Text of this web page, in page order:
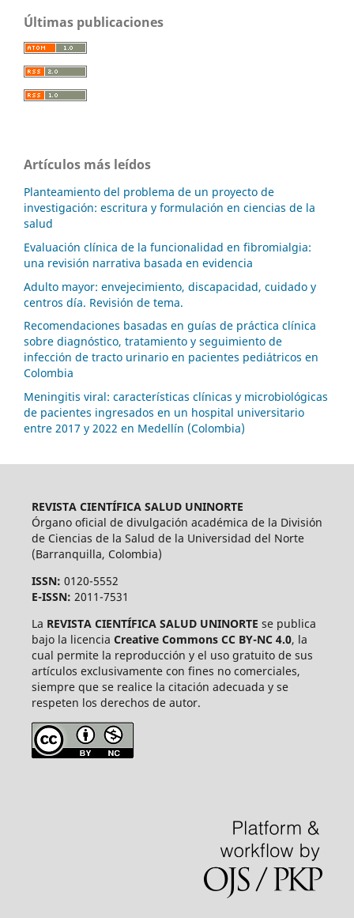
Últimas publicaciones
Artículos más leídos
Planteamiento del problema de un proyecto de
investigación: escritura y formulación en ciencias de la
salud
Evaluación clínica de la funcionalidad en fibromialgia:
una revisión narrativa basada en evidencia
Adulto mayor: envejecimiento, discapacidad, cuidado y
centros día. Revisión de tema.
Recomendaciones basadas en guías de práctica clínica
sobre diagnóstico, tratamiento y seguimiento de
infección de tracto urinario en pacientes pediátricos en
Colombia
Meningitis viral: características clínicas y microbiológicas
de pacientes ingresados en un hospital universitario
entre 2017 y 2022 en Medellín (Colombia)
REVISTA CIENTÍFICA SALUD UNINORTE
Órgano oficial de divulgación académica de la División
de Ciencias de la Salud de la Universidad del Norte
(Barranquilla, Colombia)
ISSN: 0120-5552
E-ISSN: 2011-7531
La REVISTA CIENTÍFICA SALUD UNINORTE se publica
bajo la licencia Creative Commons CC BY-NC 4.0, la
cual permite la reproducción y el uso gratuito de sus
artículos exclusivamente con fines no comerciales,
siempre que se realice la citación adecuada y se
respeten los derechos de autor.